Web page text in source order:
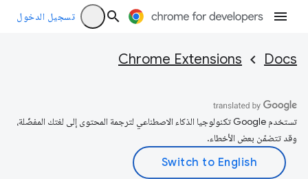
تسجيل الدخول
Docs
Chrome Extensions
تستخدم Google تكنولوجيا الذكاء الاصطناعي لترجمة المحتوى إلى لغتك المفضّلة،
وقد تتضمّن بعض الأخطاء.